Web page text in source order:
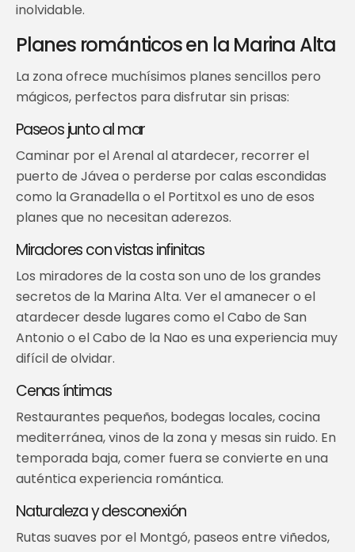
inolvidable.
Planes románticos en la Marina Alta
La zona ofrece muchísimos planes sencillos pero
mágicos, perfectos para disfrutar sin prisas:
Paseos junto al mar
Caminar por el Arenal al atardecer, recorrer el
puerto de Jávea o perderse por calas escondidas
como la Granadella o el Portitxol es uno de esos
planes que no necesitan aderezos.
Miradores con vistas infinitas
Los miradores de la costa son uno de los grandes
secretos de la Marina Alta. Ver el amanecer o el
atardecer desde lugares como el Cabo de San
Antonio o el Cabo de la Nao es una experiencia muy
difícil de olvidar.
Cenas íntimas
Restaurantes pequeños, bodegas locales, cocina
mediterránea, vinos de la zona y mesas sin ruido. En
temporada baja, comer fuera se convierte en una
auténtica experiencia romántica.
Naturaleza y desconexión
Rutas suaves por el Montgó, paseos entre viñedos,